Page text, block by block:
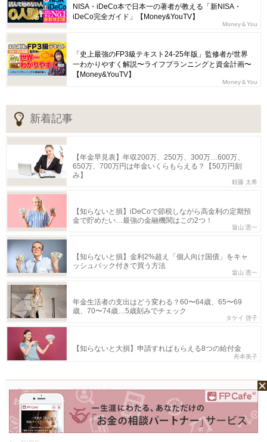
NISA・iDeCo本で日本一の著者が教える「新NISA・
iDeCo完全ガイド」【Money&YouTV】
Money＆You
「史上最強のFP3級テキスト24-25年版」監修者が世界
一わかりやすく解説〜ライフプランニングと資金計画〜
【Money&YouTV】
Money＆You
新着記事
【年金早見表】年収200万、250万、300万…600万、
650万、700万円は年金いくらもらえる？【50万円刻
み】
頼藤 太希
【知らないと損】iDeCoで節税しながら高金利の定期預
金で貯めたい…最強の金融機関はこの2つ！
畠山 憲一
【知らないと損】金利2%超え「個人向け国債」をキャ
ッシュバック付きで買う方法
畠山 憲一
年金生活者の支出はどう変わる？60〜64歳、65〜69
歳、70〜74歳…5歳刻みでチェック
タケイ 啓子
【知らないと大損】申請すればもらえる8つの給付金
舟本美子
オススメ記事特集
NISA